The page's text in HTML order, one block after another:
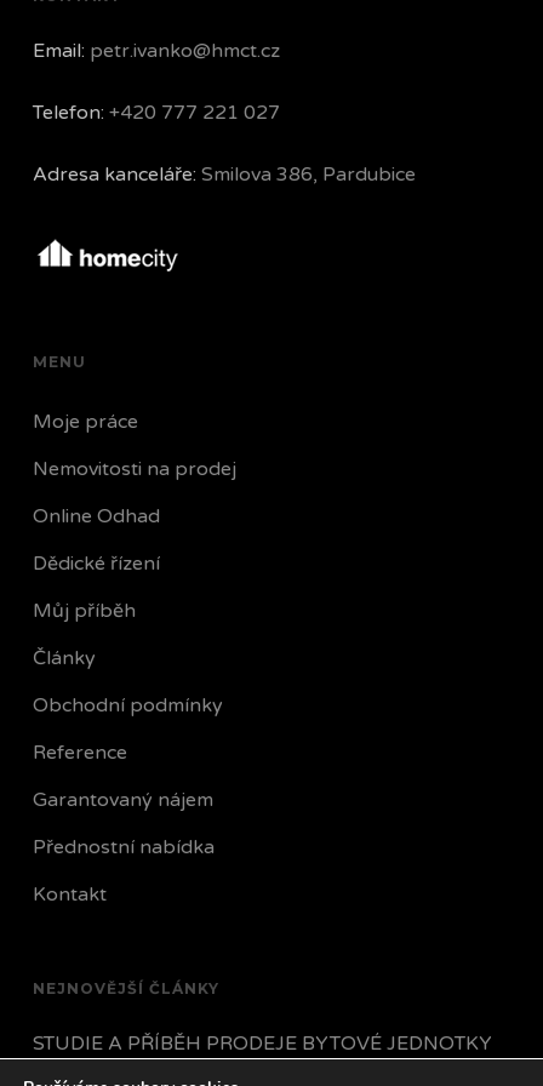
Email: petr.ivanko@hmct.cz
Telefon: +420 777 221 027
Adresa kanceláře: Smilova 386, Pardubice
MENU
Moje práce
Nemovitosti na prodej
Online Odhad
Dědické řízení
Můj příběh
Články
Obchodní podmínky
Reference
Garantovaný nájem
Přednostní nabídka
Kontakt
NEJNOVĚJŠÍ ČLÁNKY
STUDIE A PŘÍBĚH PRODEJE BYTOVÉ JEDNOTKY